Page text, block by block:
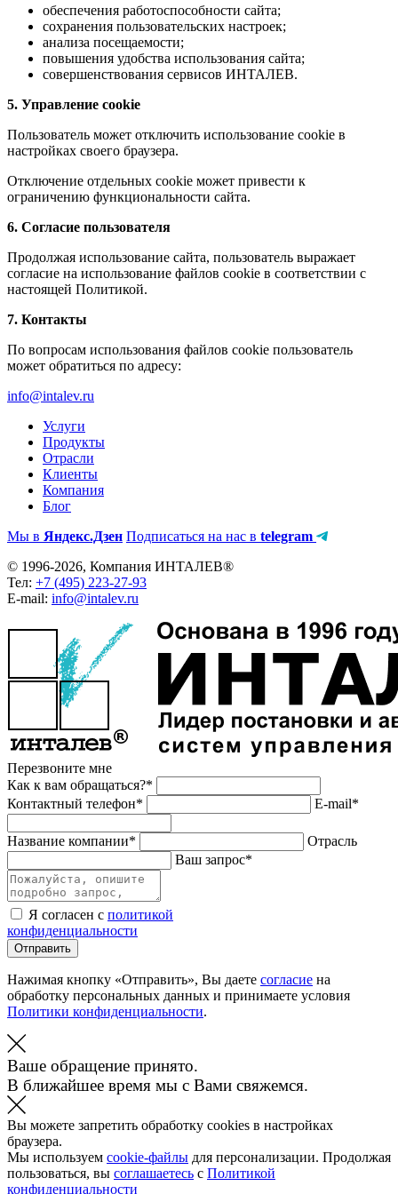
обеспечения работоспособности сайта;
сохранения пользовательских настроек;
анализа посещаемости;
повышения удобства использования сайта;
совершенствования сервисов ИНТАЛЕВ.
5. Управление cookie
Пользователь может отключить использование cookie в
настройках своего браузера.
Отключение отдельных cookie может привести к
ограничению функциональности сайта.
6. Согласие пользователя
Продолжая использование сайта, пользователь выражает
согласие на использование файлов cookie в соответствии с
настоящей Политикой.
7. Контакты
По вопросам использования файлов cookie пользователь
может обратиться по адресу:
info@intalev.ru
Услуги
Продукты
Отрасли
Клиенты
Компания
Блог
Мы в Яндекс.Дзен Подписаться на нас в telegram
© 1996-2026, Компания ИНТАЛЕВ®
Тел: +7 (495) 223-27-93
E-mail: info@intalev.ru
Перезвоните мне
Как к вам обращаться?*
Контактный телефон*
E-mail*
Название компании*
Отрасль
Ваш запрос*
Я согласен с политикой
конфиденциальности
Отправить
Нажимая кнопку «Отправить», Вы даете согласие на
обработку персональных данных и принимаете условия
Политики конфиденциальности.
Ваше обращение принято.
В ближайшее время мы с Вами свяжемся.
Вы можете запретить обработку cookies в настройках
браузера.
Мы используем cookie-файлы для персонализации. Продолжая
пользоваться, вы соглашаетесь с Политикой
конфиденциальности